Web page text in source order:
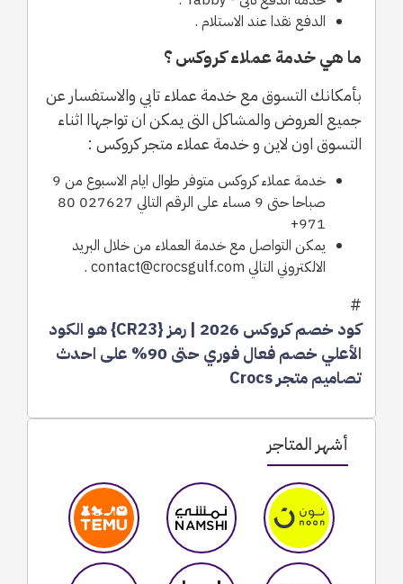
أشهر المتاجر
الدفع نقدا عند الاستلام .
ما هي خدمة عملاء كروكس ؟
بأمكانك التسوق مع خدمة عملاء تابي والاستفسار عن
جميع العروض والمشاكل التى يمكن ان تواجهاا اثناء
التسوق اون لاين و خدمة عملاء متجر كروكس :
خدمة عملاء كروكس متوفر طوال ايام الاسبوع من 9
صباحا حتى 9 مساء على الرقم التالي 027627 80
971+
يمكن التواصل مع خدمة العملاء من خلال البريد
الالكتروني التالي contact@crocsgulf.com .
#
كود خصم كروكس 2026 | رمز {CR23} هو الكود
الأعلي خصم فعال فوري حتى 90% على احدث
تصاميم متجر Crocs